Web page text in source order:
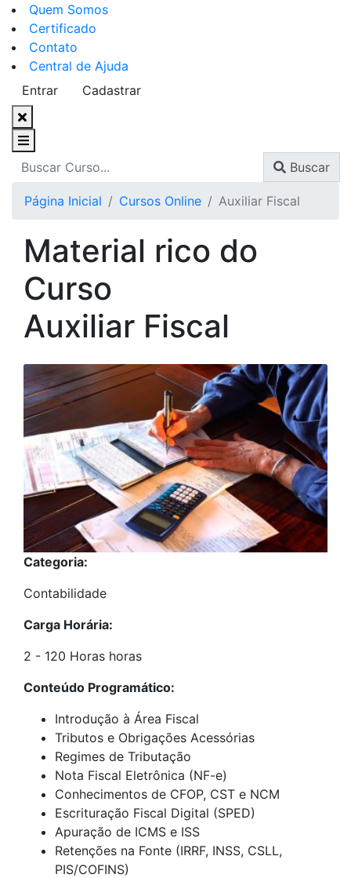
Quem Somos
Certificado
Contato
Central de Ajuda
Entrar
Cadastrar
Buscar
Página Inicial Cursos Online Auxiliar Fiscal
Material rico do
Curso
Auxiliar Fiscal
Categoria:
Contabilidade
Carga Horária:
2 - 120 Horas horas
Conteúdo Programático:
Introdução à Área Fiscal
Tributos e Obrigações Acessórias
Regimes de Tributação
Nota Fiscal Eletrônica (NF-e)
Conhecimentos de CFOP, CST e NCM
Escrituração Fiscal Digital (SPED)
Apuração de ICMS e ISS
Retenções na Fonte (IRRF, INSS, CSLL,
PIS/COFINS)